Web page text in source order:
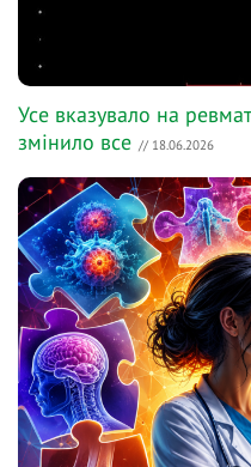
Усе вказувало на
змінило все // 18.06.2026